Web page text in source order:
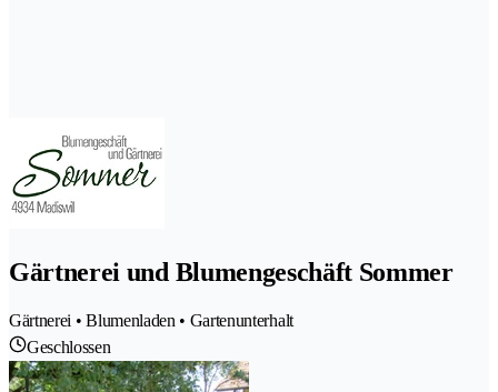
Gärtnerei und Blumengeschäft Sommer
Gärtnerei • Blumenladen • Gartenunterhalt
Geschlossen